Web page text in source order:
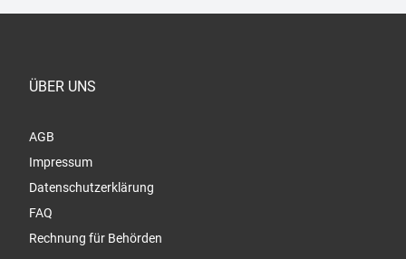
ÜBER UNS
AGB
Impressum
Datenschutzerklärung
FAQ
Rechnung für Behörden